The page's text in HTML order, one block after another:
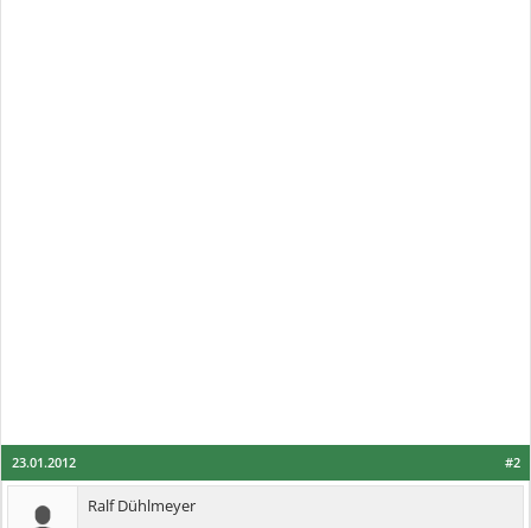
#2
23.01.2012
Ralf Dühlmeyer